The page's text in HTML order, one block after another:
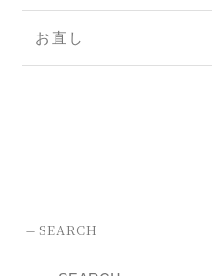
お直し
-SEARCH